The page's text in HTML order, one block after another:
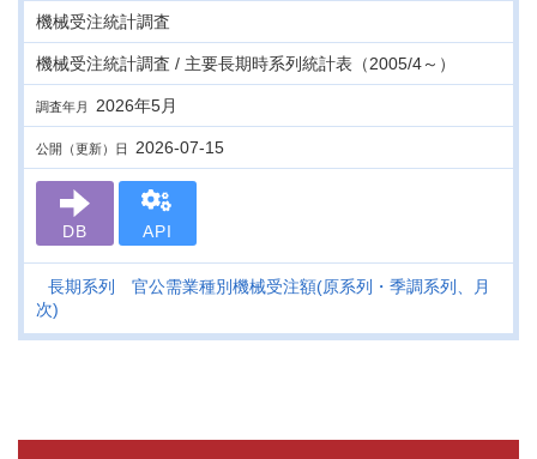
機械受注統計調査
機械受注統計調査 / 主要長期時系列統計表（2005/4～）
調査年月 2026年5月
公開（更新）日 2026-07-15
DB API
長期系列 官公需業種別機械受注額(原系列・季調系列、月
次)